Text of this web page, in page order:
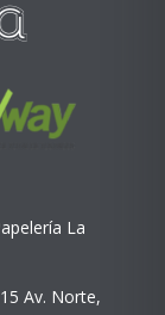
La
Av. Norte,